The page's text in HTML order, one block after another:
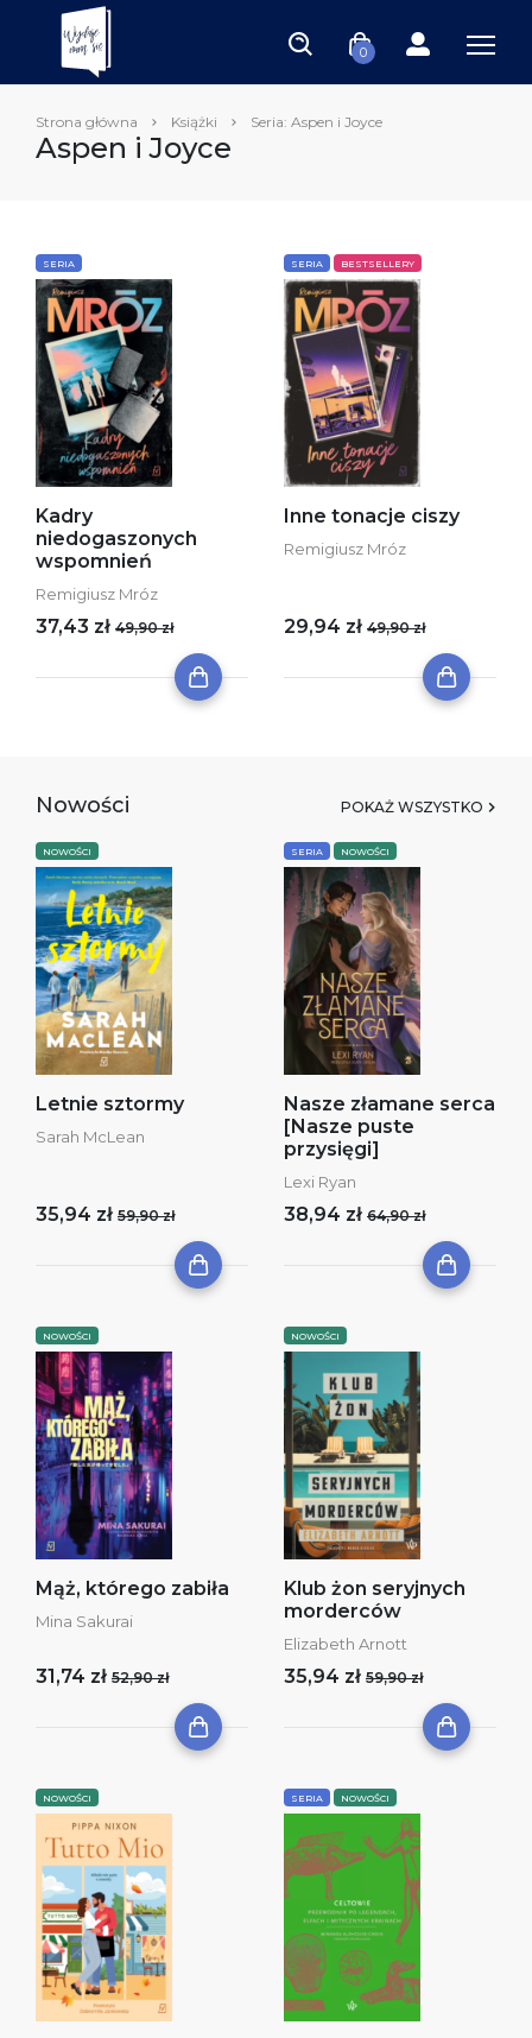
0
Strona główna Książki Seria: Aspen i Joyce
Aspen i Joyce
SERIA
Kadry
niedogaszonych
wspomnień
Remigiusz Mróz
37,43 zł 49,90 zł
SERIA BESTSELLERY
Inne tonacje ciszy
Remigiusz Mróz
29,94 zł 49,90 zł
Nowości POKAŻ WSZYSTKO
NOWOŚCI
Letnie sztormy
Sarah McLean
35,94 zł 59,90 zł
SERIA NOWOŚCI
Nasze złamane serca
[Nasze puste
przysięgi]
Lexi Ryan
38,94 zł 64,90 zł
NOWOŚCI
Mąż, którego zabiła
Mina Sakurai
31,74 zł 52,90 zł
NOWOŚCI
Klub żon seryjnych
morderców
Elizabeth Arnott
35,94 zł 59,90 zł
NOWOŚCI SERIA NOWOŚCI